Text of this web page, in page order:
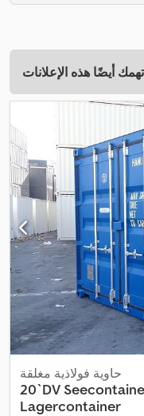
حاوية فولاذية مغلقة
20`DV
Lagercontainer